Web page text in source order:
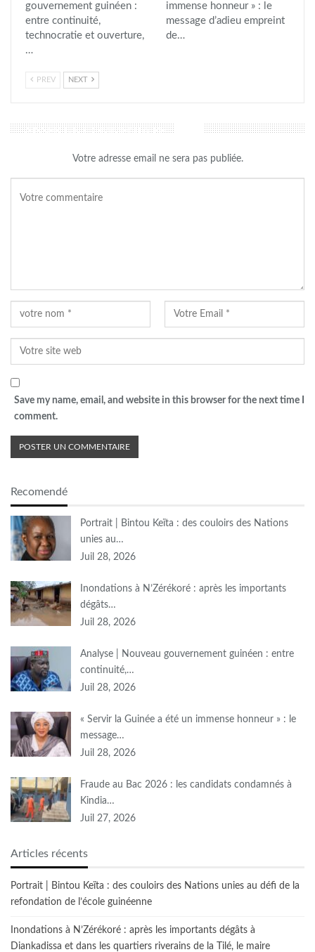
gouvernement guinéen :
entre continuité,
technocratie et ouverture,
…
immense honneur » : le
message d’adieu empreint
de…
PREV NEXT
LAISSER UN COMMENTAIRE
Votre adresse email ne sera pas publiée.
Save my name, email, and website in this browser for the next time I
comment.
Recomendé
Portrait | Bintou Keïta : des couloirs des Nations
unies au…
Juil 28, 2026
Inondations à N’Zérékoré : après les importants
dégâts…
Juil 28, 2026
Analyse | Nouveau gouvernement guinéen : entre
continuité,…
Juil 28, 2026
« Servir la Guinée a été un immense honneur » : le
message…
Juil 28, 2026
Fraude au Bac 2026 : les candidats condamnés à
Kindia…
Juil 27, 2026
Articles récents
Portrait | Bintou Keïta : des couloirs des Nations unies au défi de la
refondation de l’école guinéenne
Inondations à N’Zérékoré : après les importants dégâts à
Diankadissa et dans les quartiers riverains de la Tilé, le maire